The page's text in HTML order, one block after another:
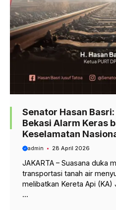
Senator Hasan
Bekasi Alarm Keras
Keselamatan
admin 28 April 2026
JAKARTA – Suasana duka
transportasi tanah air
melibatkan Kereta Api (KA)
...